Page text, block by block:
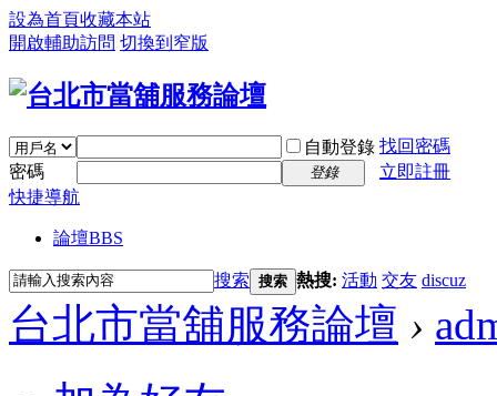
設為首頁收藏本站
開啟輔助訪問 切換到窄版
自動登錄 找回密碼
密碼
登錄
立即註冊
快捷導航
論壇BBS
搜索 搜索 熱搜: 活動 交友 discuz
台北市當舖服務論壇 ›